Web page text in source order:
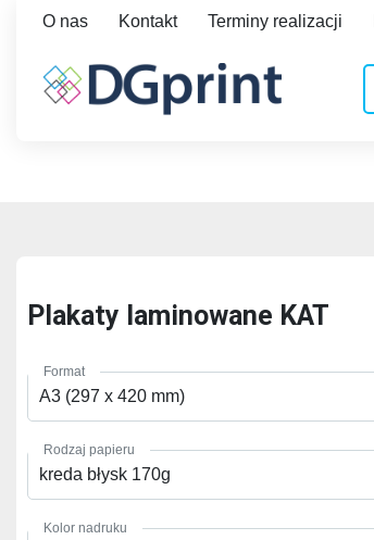
O nas Kontakt Terminy realizacji
Plakaty laminowane KAT
Format
A3 (297 x 420 mm)
Rodzaj papieru
kreda błysk 170g
Kolor nadruku